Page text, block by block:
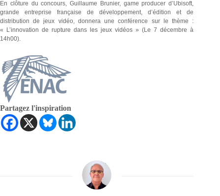
En clôture du concours, Guillaume Brunier, game producer d’Ubisoft,
grande entreprise française de développement, d’édition et de
distribution de jeux vidéo, donnera une conférence sur le thème :
« L’innovation de rupture dans les jeux vidéos » (Le 7 décembre à
14h00).
Partagez l'inspiration